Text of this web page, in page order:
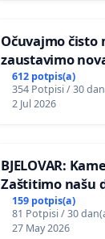
Očuvajmo čisto
zaustavimo
612 potpis(a)
354 Potpisi / 30
2 Jul 2026
BJELOVAR:
Zaštitimo našu
Vukovarskoj!
159 potpis(a)
81 Potpisi / 30
27 May 2026